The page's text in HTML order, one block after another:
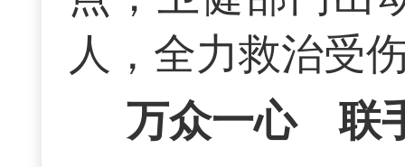
人，全力救治受
万众一心 联